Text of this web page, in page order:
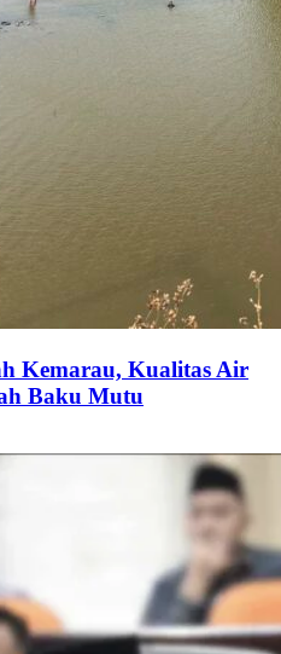
Kemarau, Kualitas Air
Baku Mutu